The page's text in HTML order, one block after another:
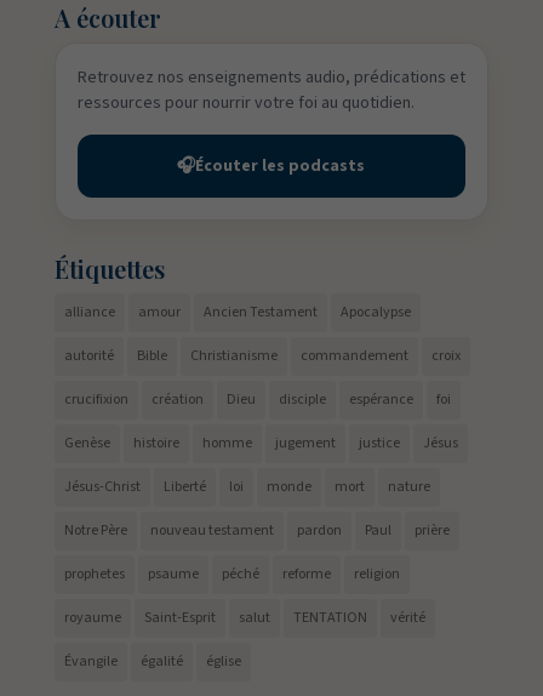
A écouter
Retrouvez nos enseignements audio, prédications et
ressources pour nourrir votre foi au quotidien.
🎧Écouter les podcasts
Étiquettes
alliance amour Ancien Testament Apocalypse
autorité Bible Christianisme commandement croix
crucifixion création Dieu disciple espérance foi
Genèse histoire homme jugement justice Jésus
Jésus-Christ Liberté loi monde mort nature
Notre Père nouveau testament pardon Paul prière
prophetes psaume péché reforme religion
royaume Saint-Esprit salut TENTATION vérité
Évangile égalité église